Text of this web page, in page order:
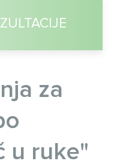
za
u ruke"